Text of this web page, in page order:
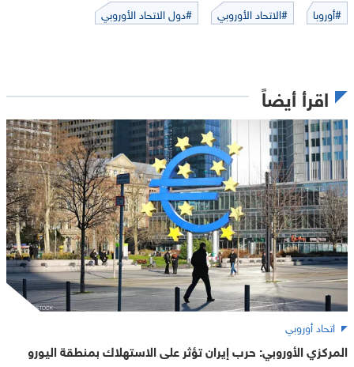
#أوروبا #الاتحاد الأوروبي #دول الاتحاد الأوروبي
اقرأ أيضاً
اتحاد أوروبي
المركزي الأوروبي: حرب إيران تؤثر على الاستهلاك بمنطقة اليورو